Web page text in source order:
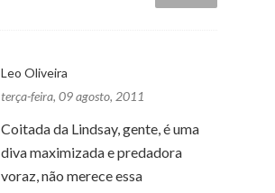
Leo Oliveira
terça-feira, 09 agosto, 2011
Coitada da Lindsay, gente, é uma
diva maximizada e predadora
voraz, não merece essa